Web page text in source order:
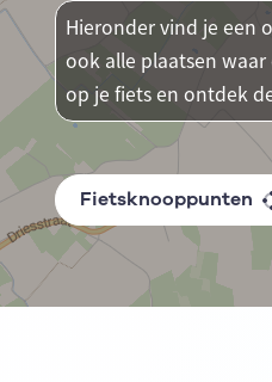
Hieronder vind je een
ook alle plaatsen
op je fiets en ontdek
Fietsknooppunten